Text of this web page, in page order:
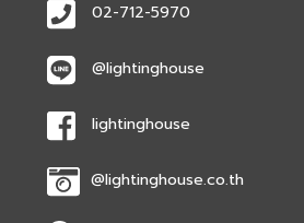
02-712-5970
@lightinghouse
lightinghouse
@lightinghouse.co.th